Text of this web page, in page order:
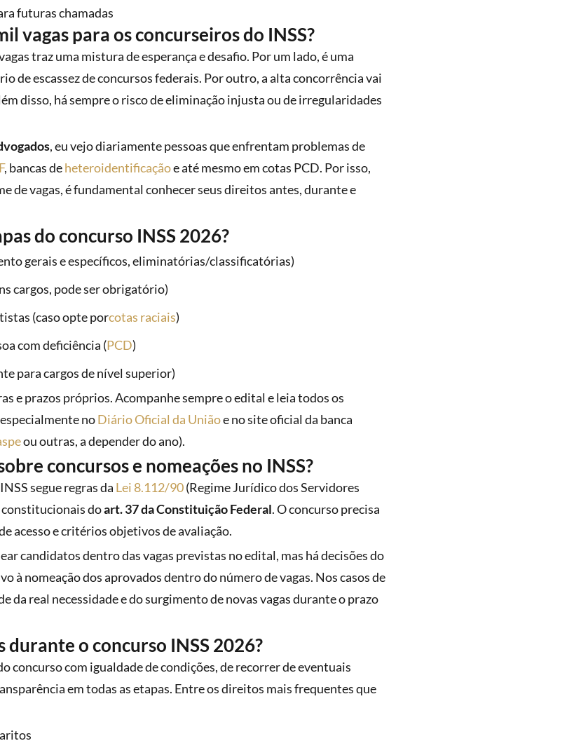
futuras chamadas
vagas para os concurseiros do INSS?
traz uma mistura de esperança e desafio. Por um lado, é uma
de escassez de concursos federais. Por outro, a alta concorrência vai
disso, há sempre o risco de eliminação injusta ou de irregularidades
, eu vejo diariamente pessoas que enfrentam problemas de
, bancas deheteroidentificaçãoe até mesmo em cotas PCD. Por isso,
de vagas, é fundamental conhecer seus direitos antes, durante e
do concurso INSS 2026?
gerais e específicos, eliminatórias/classificatórias)
cargos, pode ser obrigatório)
(caso opte porcotas raciais)
com deficiência (PCD)
para cargos de nível superior)
e prazos próprios. Acompanhe sempre o edital e leia todos os
noDiário Oficial da Uniãoe no site oficial da banca
ou outras, a depender do ano).
concursos e nomeações no INSS?
segue regras da Lei 8.112/90(Regime Jurídico dos Servidores
constitucionais doart. 37 da Constituição Federal. O concurso precisa
acesso e critérios objetivos de avaliação.
candidatos dentro das vagas previstas no edital, mas há decisões do
à nomeação dos aprovados dentro do número de vagas. Nos casos de
da real necessidade e do surgimento de novas vagas durante o prazo
durante o concurso INSS 2026?
concurso com igualdade de condições, de recorrer de eventuais
em todas as etapas. Entre os direitos mais frequentes que